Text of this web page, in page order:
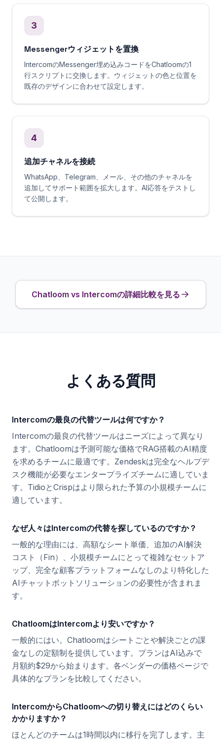
3
Messengerウィジェットを置換
IntercomのMessenger埋め込みコードをChatloomの1
行スクリプトに交換します。ウィジェットの色と位置を
既存のデザインに合わせて設定します。
4
追加チャネルを接続
WhatsApp、Telegram、メール、その他のチャネルを
追加してサポート範囲を拡大します。AI応答をテストし
て公開します。
Chatloom vs Intercomの詳細比較を見る
よくある質問
Intercomの最良の代替ツールは何ですか？
Intercomの最良の代替ツールはニーズによって異なり
ます。Chatloomは予測可能な価格でRAG搭載のAI精度
を求めるチームに最適です。Zendeskは完全なヘルプデ
スク機能が必要なエンタープライズチームに適していま
す。TidioとCrispはより限られた予算の小規模チームに
適しています。
なぜ人々はIntercomの代替を探しているのですか？
一般的な理由には、高額なシート単価、追加のAI解決
コスト（Fin）、小規模チームにとって複雑なセットア
ップ、完全な顧客プラットフォームなしのより特化した
AIチャットボットソリューションの必要性が含まれま
す。
ChatloomはIntercomより安いですか？
一般的にはい。Chatloomはシートごとや解決ごとの課
金なしの定額制を提供しています。プランはAI込みで
月額約$29から始まります。各ベンダーの価格ページで
具体的なプランを比較してください。
IntercomからChatloomへの切り替えにはどのくらい
かかりますか？
ほとんどのチームは1時間以内に移行を完了します。主